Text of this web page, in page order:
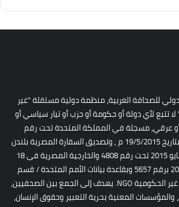
للصحافة العربية، منظمة دولية مستقلة "غير
تتبع لأي دولة أو حكومة أو حزب أو تيار سياسي أو
عرقي، مسجلة في المملكة المتحدة تحت رقم
9599569 بتاريخ 19/5/2015 م , وتصديق السفارة المصرية بلندن
فى 28 مايو 2015 تحت رقم 4808 والخارجية المصرية فى 18
يونيو 2015 برقم 5657 وبقاعدة بيانات الأمم المتحدة / قسم
المنظمات غير الحكومية NGO. يهدف إلى الجمع بين الصحفيين،
والمؤسسات المعنية بحرية التعبير وحقوق الإنسان،